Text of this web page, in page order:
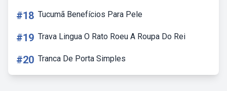
#18 Tucumã Benefícios Para Pele
#19 Trava Lingua O Rato Roeu A Roupa Do Rei
#20 Tranca De Porta Simples